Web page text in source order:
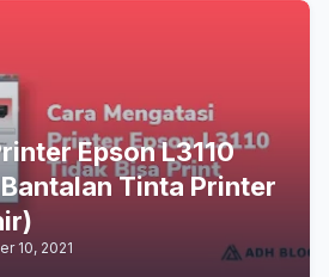
Epson L3110
Tinta Printer
10, 2021